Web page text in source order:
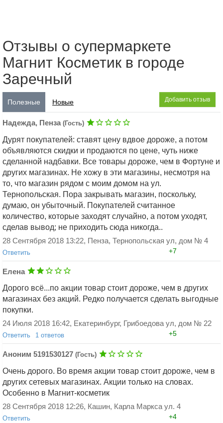
Отзывы о супермаркете
Магнит Косметик в городе
Заречный
Добавить отзыв
Полезные Новые
Надежда, Пенза (Гость)
Дурят покупателей: ставят цену вдвое дороже, а потом
объявляются скидки и продаются по цене, чуть ниже
сделанной надбавки. Все товары дороже, чем в Фортуне и
других магазинах. Не хожу в эти магазины, несмотря на
то, что магазин рядом с моим домом на ул.
Тернопольская. Пора закрывать магазин, поскольку,
думаю, он убыточный. Покупателей считанное
количество, которые заходят случайно, а потом уходят,
сделав вывод; не приходить сюда никогда..
28 Сентября 2018 13:22, Пенза, Тернопольская ул, дом № 4
Ответить +7
Добавить ответ
Елена
Дорого всё...по акции товар стоит дороже, чем в других
магазинах без акций. Редко получается сделать выгодные
покупки.
24 Июля 2018 16:42, Екатеринбург, Грибоедова ул, дом № 22
Ответить 1 ответов +5
Татьяна Белоусова
26 Июля 2018 18:31, Иваново
Ответить
+0
Аноним 5191530127 (Гость)
Очень дорого. Во время акции товар стоит дороже, чем в
других сетевых магазинах. Акции только на словах.
Особенно в Магнит-косметик
28 Сентября 2018 12:26, Кашин, Карла Маркса ул. 4
Ответить +4